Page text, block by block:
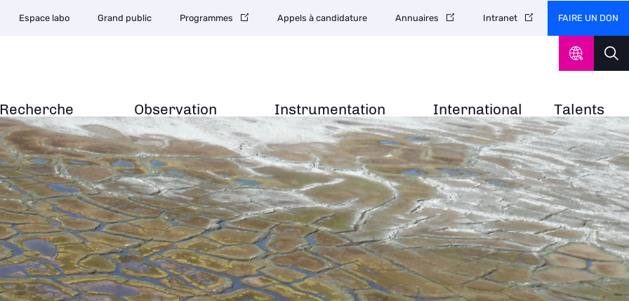
Recherche Observation Instrumentation International Talents
Espace labo Grand public Programmes Appels à candidature Annuaires Intranet FAIRE UN DON